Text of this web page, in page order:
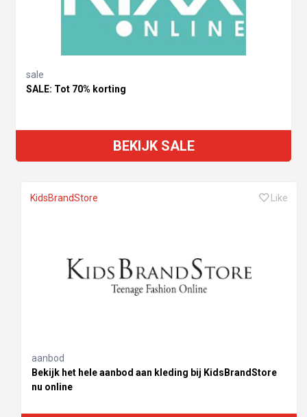
sale
SALE: Tot 70% korting
BEKIJK SALE
KidsBrandStore Like
aanbod
Bekijk het hele aanbod aan kleding bij KidsBrandStore
nu online